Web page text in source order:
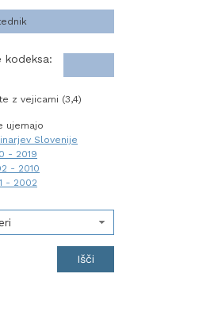
kodeksa:
z vejicami (3,4)
ujemajo
Slovenije
- 2019
- 2010
- 2002